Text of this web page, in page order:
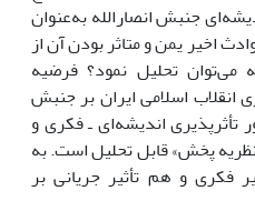
جنبش انصارالله به‌عنوان
اخیر یمن و متاثر بودن آن از
می‌توان تحلیل نمود؟ فرضیه
اسلامی ایران بر جنبش
تأثر‌پذیری اندیشه‌ای ـ فکری و
پخش» قابل تحلیل است. به
فکری و هم تأثیر جریانی بر